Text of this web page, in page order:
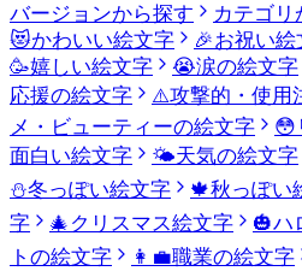
バージョンから探す
カテゴリ
😻かわいい絵文字 🎉お祝い絵
🥳嬉しい絵文字 😭涙の絵文字
応援の絵文字
⚠️攻撃的・使用
メ・ビューティーの絵文字
😳
面白い絵文字
🌤️天気の絵文字
⛄冬っぽい絵文字 🍁秋っぽい
字
🎄 クリスマス絵文字 🎃ハ
トの絵文字
👩‍💼職業の絵文字